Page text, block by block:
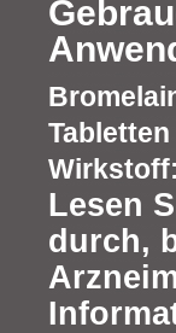
Tabletten
Lesen
durch,